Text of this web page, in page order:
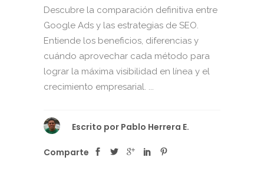
Descubre la comparación definitiva entre
Google Ads y las estrategias de SEO.
Entiende los beneficios, diferencias y
cuándo aprovechar cada método para
lograr la máxima visibilidad en línea y el
crecimiento empresarial. ...
Escrito por Pablo Herrera E.
Comparte